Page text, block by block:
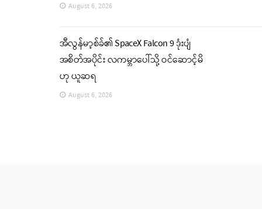
August 6, 2026
အီလွန်မာ့စ်ခ်၏ SpaceX Falcon 9 ဒုံးပျံ
အစိတ်အပိုင်း လကမ္ဘာပေါ်သို့ ဝင်ဆောင့်မိ
ဟု ယူဆရ
August 6, 2026